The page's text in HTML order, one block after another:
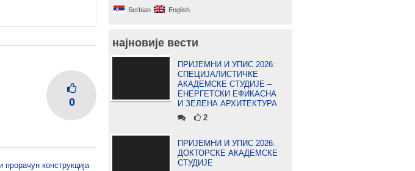
0
конструкција
Serbian English
најновије вести
ПРИЈЕМНИ И УПИС 2026:
СПЕЦИЈАЛИСТИЧКЕ
АКАДЕМСКЕ СТУДИЈЕ –
ЕНЕРГЕТСКИ ЕФИКАСНА
И ЗЕЛЕНА АРХИТЕКТУРА
2
ПРИЈЕМНИ И УПИС 2026:
ДОКТОРСКЕ АКАДЕМСКЕ
СТУДИЈЕ